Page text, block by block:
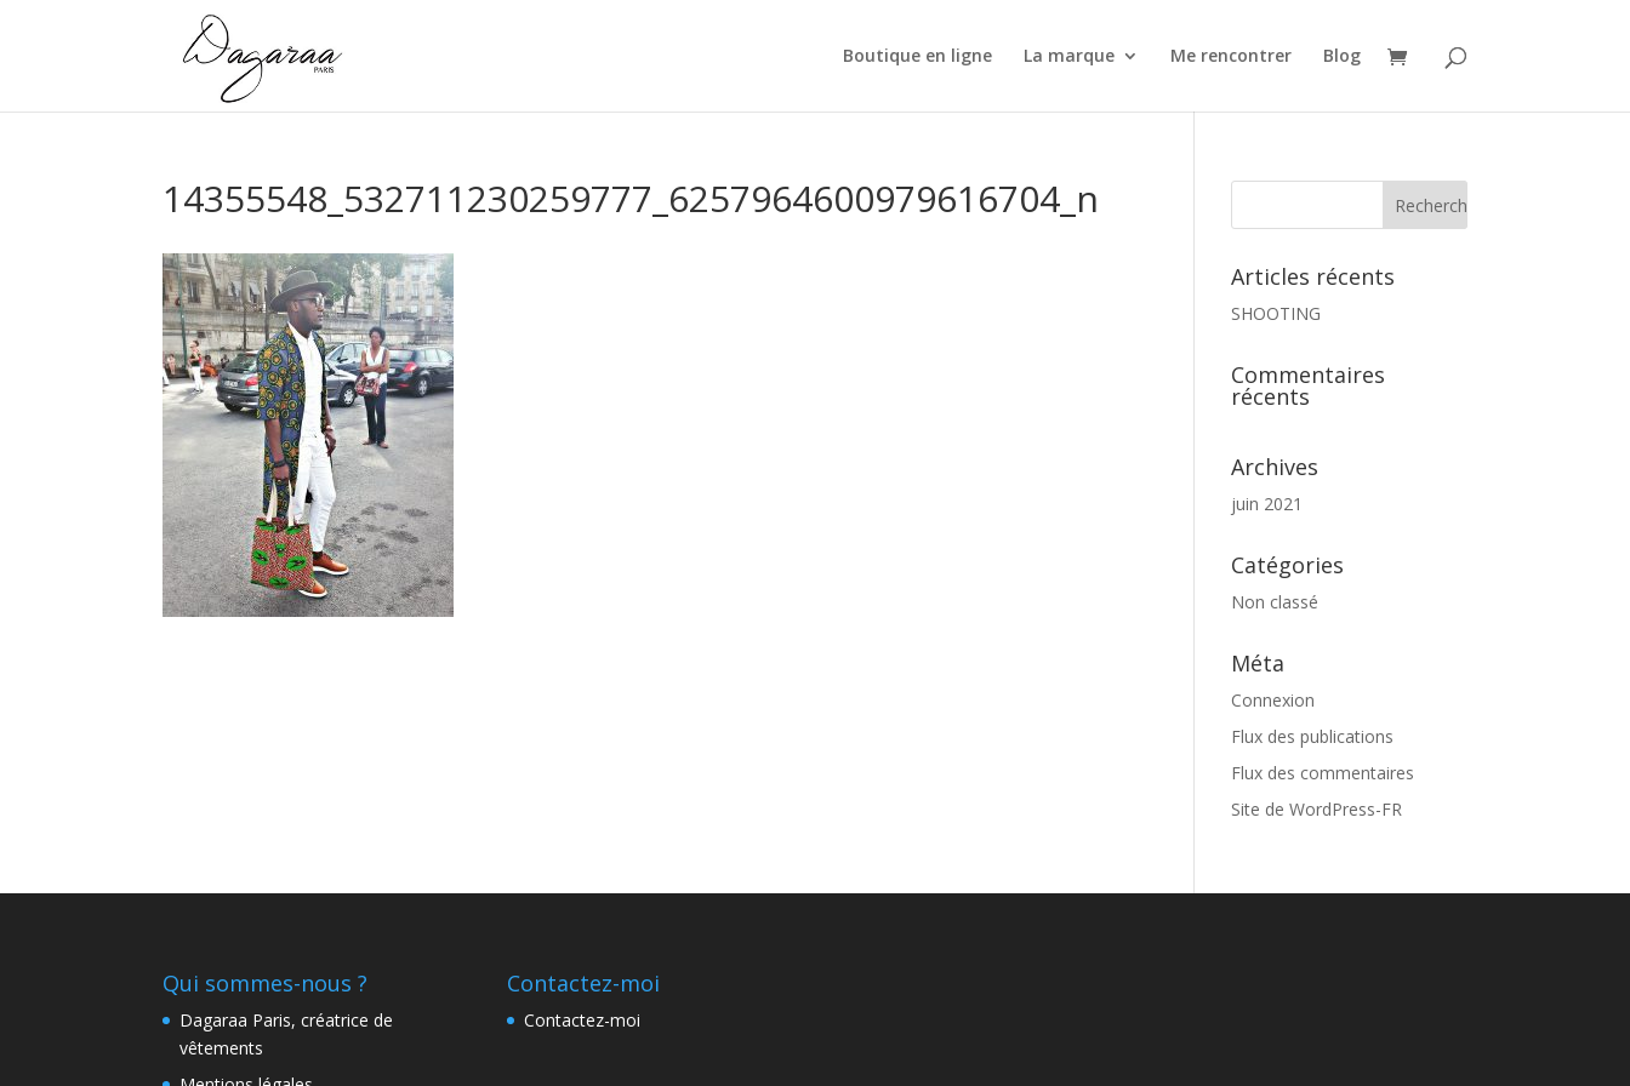
Boutique en ligne La marque Me rencontrer Blog
14355548_532711230259777_6257964600979616704_n
Articles récents
SHOOTING
Commentaires
récents
Archives
juin 2021
Catégories
Non classé
Méta
Connexion
Flux des publications
Flux des commentaires
Site de WordPress-FR
Qui sommes-nous ?
Dagaraa Paris, créatrice de
vêtements
Contactez-moi
Contactez-moi